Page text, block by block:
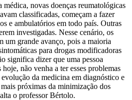
médica, novas doenças reumatológicas
classificadas, começam a fazer
e ambulatórios em todo país. Outras
investigadas. Nesse cenário, os
um grande avanço, pois a maioria
para drogas modificadoras
significa dizer que uma pessoa
não venha a ter esses problemas
da medicina em diagnóstico e
próximas da minimização dos
o professor Bértolo.